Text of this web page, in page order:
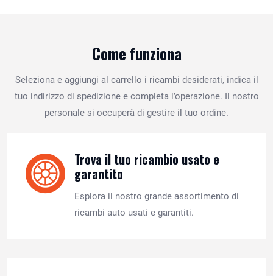
Come funziona
Seleziona e aggiungi al carrello i ricambi desiderati, indica il
tuo indirizzo di spedizione e completa l’operazione. Il nostro
personale si occuperà di gestire il tuo ordine.
Trova il tuo ricambio usato e
garantito
Esplora il nostro grande assortimento di
ricambi auto usati e garantiti.